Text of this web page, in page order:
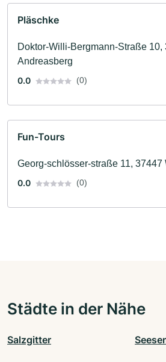
Pläschke
Doktor-Willi-Bergmann-Straße 10,
Andreasberg
0.0
(0)
Fun-Tours
Georg-schlösser-straße 11, 37447
0.0
(0)
Städte in der Nähe
Salzgitter